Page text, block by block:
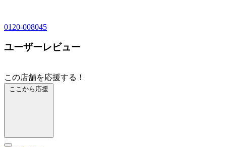
0120-008045
ユーザーレビュー
この店舗を応援する！
ここから応援